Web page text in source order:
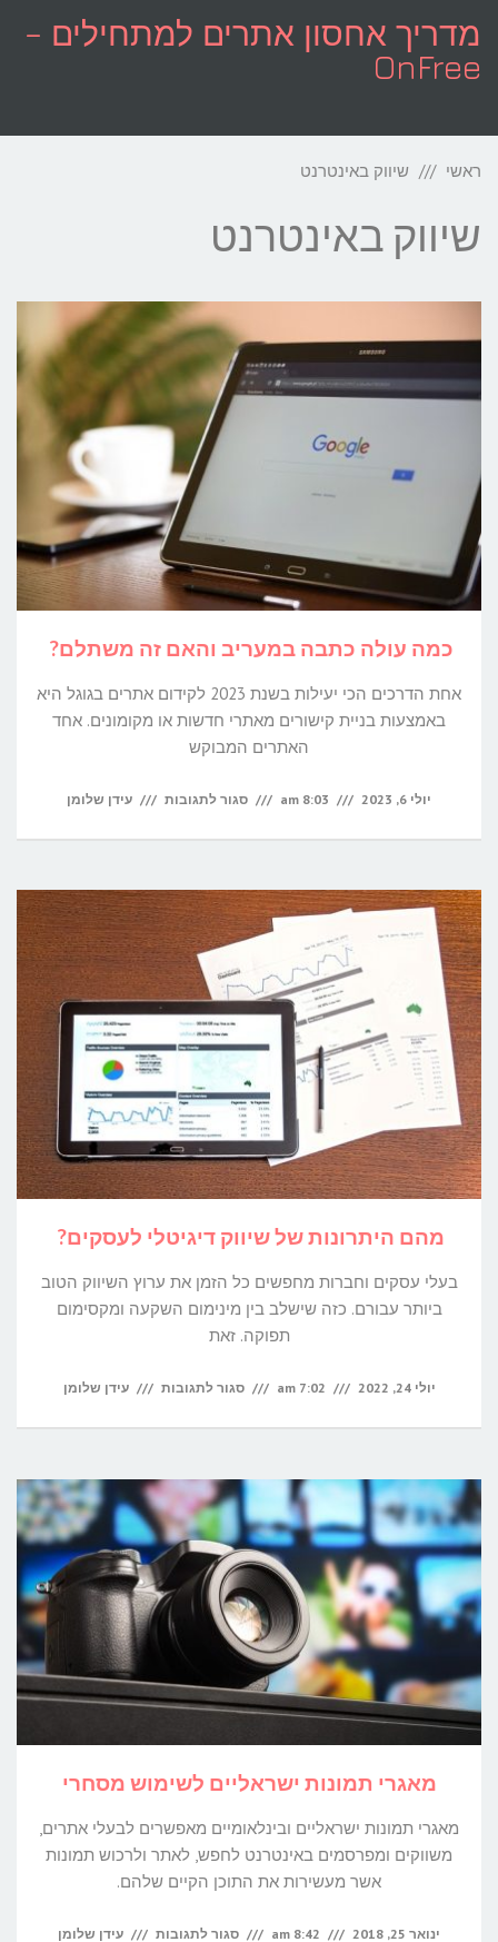
מדריך אחסון אתרים למתחילים –
OnFree
ראשי שיווק באינטרנט
שיווק באינטרנט
כמה עולה כתבה במעריב והאם זה משתלם?
אחת הדרכים הכי יעילות בשנת 2023 לקידום אתרים בגוגל היא
באמצעות בניית קישורים מאתרי חדשות או מקומונים. אחד
האתרים המבוקש
יולי 6, 2023 8:03 am סגור לתגובות על
כתבה
במעריב
והאם
זה
משתלם?
עידן שלומן
מהם היתרונות של שיווק דיגיטלי לעסקים?
בעלי עסקים וחברות מחפשים כל הזמן את ערוץ השיווק הטוב
ביותר עבורם. כזה שישלב בין מינימום השקעה ומקסימום
תפוקה. זאת
יולי 24, 2022 7:02 am סגור לתגובות על
של
שיווק
דיגיטלי
לעסקים?
עידן שלומן
מאגרי תמונות ישראליים לשימוש מסחרי
מאגרי תמונות ישראליים ובינלאומיים מאפשרים לבעלי אתרים,
משווקים ומפרסמים באינטרנט לחפש, לאתר ולרכוש תמונות
אשר מעשירות את התוכן הקיים שלהם.
ינואר 25, 2018 8:42 am סגור לתגובות על
עידן שלומן